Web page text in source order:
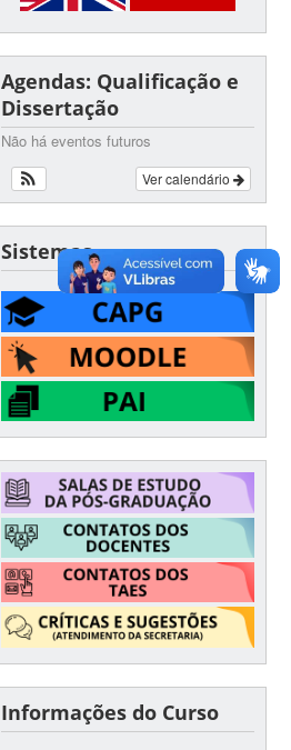
Agendas: Qualificação e
Dissertação
Não há eventos futuros
Ver calendário
Sistemas
Informações do Curso